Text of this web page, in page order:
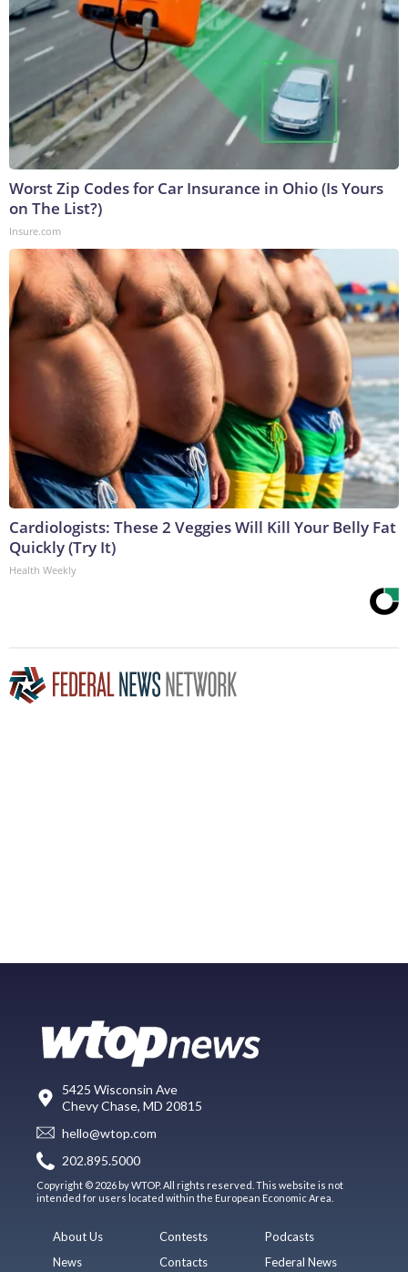
Worst Zip Codes for Car Insurance in Ohio (Is Yours
on The List?)
Insure.com
Cardiologists: These 2 Veggies Will Kill Your Belly Fat
Quickly (Try It)
Health Weekly
5425 Wisconsin Ave
Chevy Chase, MD 20815
hello@wtop.com
202.895.5000
Copyright © 2026 by WTOP. All rights reserved. This website is not
intended for users located within the European Economic Area.
About Us
News
Contests
Contacts
Podcasts
Federal News